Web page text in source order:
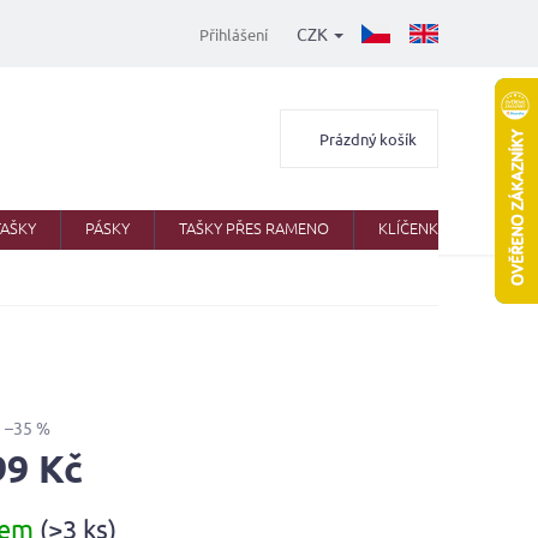
CZK
Přihlášení
Nákupní
Prázdný košík
PÁSKY TAŠKY PŘES RAMENO KLÍČENKY
–35 %
Kč
(>3 ks)